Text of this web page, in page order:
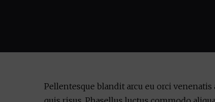
Pellentesque blandit arcu eu orci